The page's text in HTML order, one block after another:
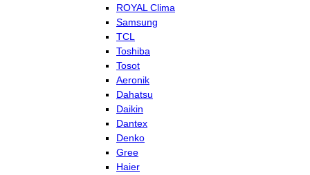
ROYAL Clima
Samsung
TCL
Toshiba
Tosot
Aeronik
Dahatsu
Daikin
Dantex
Denko
Gree
Haier